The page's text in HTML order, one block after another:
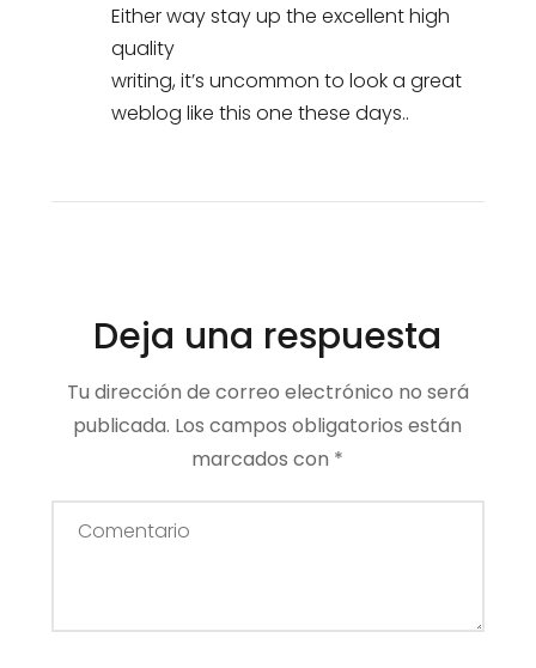
Either way stay up the excellent high
quality
writing, it’s uncommon to look a great
weblog like this one these days..
Deja una respuesta
Tu dirección de correo electrónico no será
publicada. Los campos obligatorios están
marcados con *